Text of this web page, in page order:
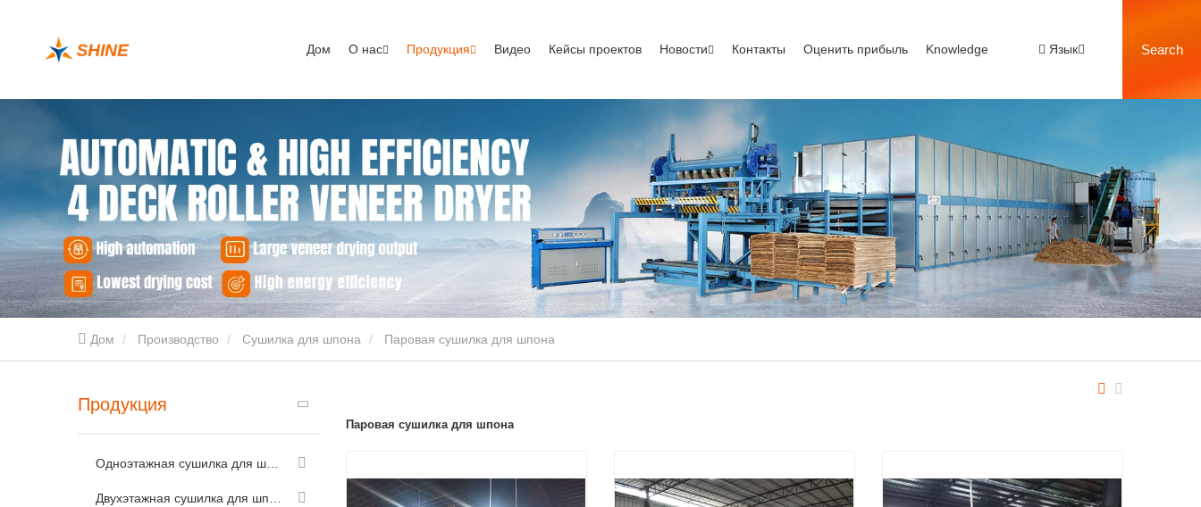
Дом О нас Продукция Видео Кейсы проектов Новости Контакты Оценить прибыль Knowledge Язык Search
Дом Производство Сушилка для шпона Паровая сушилка для шпона
Продукция
Паровая сушилка для шпона